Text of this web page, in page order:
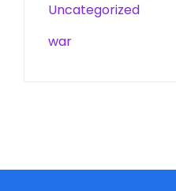
Uncategorized
war